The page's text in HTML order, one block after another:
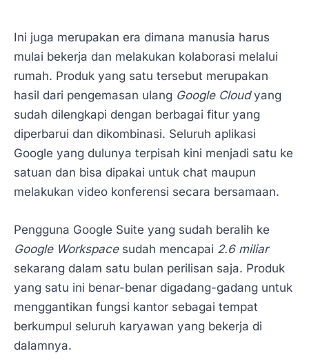
Ini juga merupakan era dimana manusia harus
mulai bekerja dan melakukan kolaborasi melalui
rumah. Produk yang satu tersebut merupakan
hasil dari pengemasan ulang Google Cloudyang
sudah dilengkapi dengan berbagai fitur yang
diperbarui dan dikombinasi. Seluruh aplikasi
Google yang dulunya terpisah kini menjadi satu ke
satuan dan bisa dipakai untuk chat maupun
melakukan video konferensi secara bersamaan.
Pengguna Google Suite yang sudah beralih ke
Google Workspacesudah mencapai 2.6 miliar
sekarang dalam satu bulan perilisan saja. Produk
yang satu ini benar-benar digadang-gadang untuk
menggantikan fungsi kantor sebagai tempat
berkumpul seluruh karyawan yang bekerja di
dalamnya.